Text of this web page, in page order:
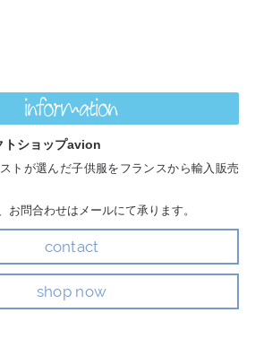
information
トショップavion
トが選んだ子供服をフランスから輸入販売
お問合わせはメールにて承ります。
contact
shop now